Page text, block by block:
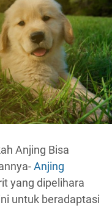
Anjing Bisa
Anjing
yang dipelihara
untuk beradaptasi